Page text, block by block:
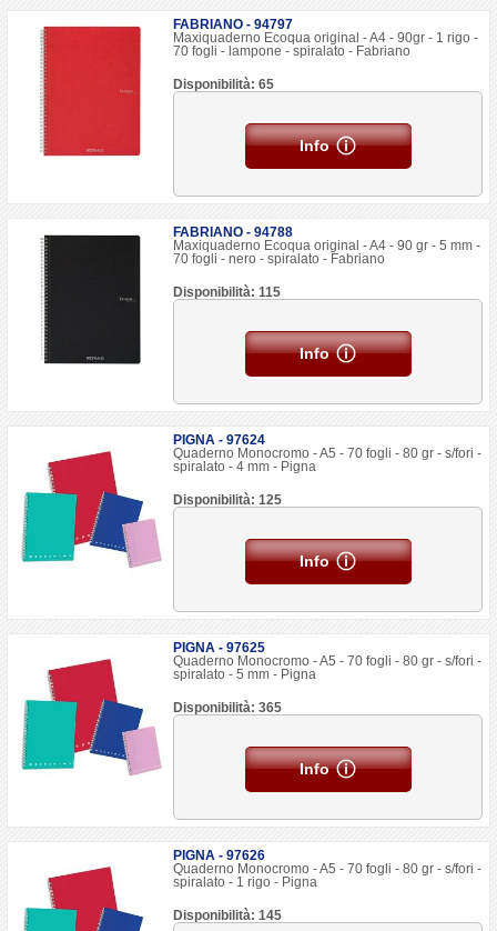
FABRIANO - 94797
Maxiquaderno Ecoqua original - A4 - 90gr - 1 rigo -
70 fogli - lampone - spiralato - Fabriano
Disponibilità: 65
Info
FABRIANO - 94788
Maxiquaderno Ecoqua original - A4 - 90 gr - 5 mm -
70 fogli - nero - spiralato - Fabriano
Disponibilità: 115
Info
PIGNA - 97624
Quaderno Monocromo - A5 - 70 fogli - 80 gr - s/fori -
spiralato - 4 mm - Pigna
Disponibilità: 125
Info
PIGNA - 97625
Quaderno Monocromo - A5 - 70 fogli - 80 gr - s/fori -
spiralato - 5 mm - Pigna
Disponibilità: 365
Info
PIGNA - 97626
Quaderno Monocromo - A5 - 70 fogli - 80 gr - s/fori -
spiralato - 1 rigo - Pigna
Disponibilità: 145